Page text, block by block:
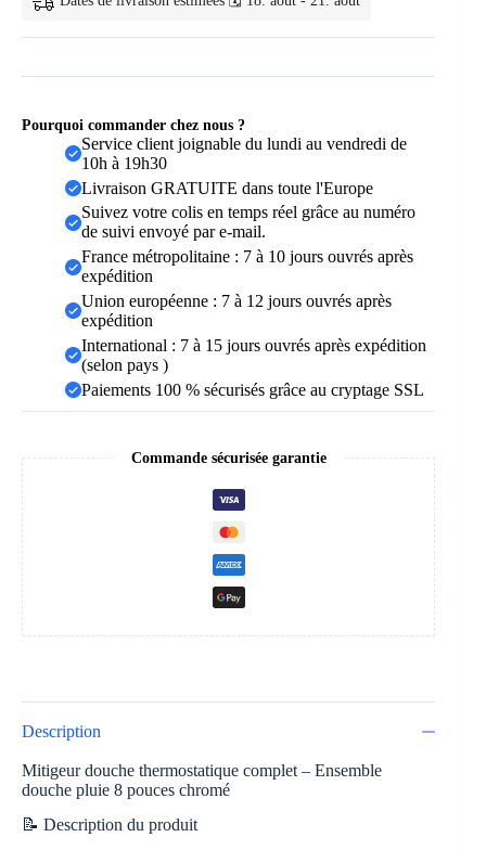
Pourquoi commander chez nous ?
Service client joignable du lundi au vendredi de
10h à 19h30
Livraison GRATUITE dans toute l'Europe
Suivez votre colis en temps réel grâce au numéro
de suivi envoyé par e-mail.
France métropolitaine : 7 à 10 jours ouvrés après
expédition
Union européenne : 7 à 12 jours ouvrés après
expédition
International : 7 à 15 jours ouvrés après expédition
(selon pays )
Paiements 100 % sécurisés grâce au cryptage SSL
Commande sécurisée garantie
Description
Mitigeur douche thermostatique complet – Ensemble
douche pluie 8 pouces chromé
📝 Description du produit